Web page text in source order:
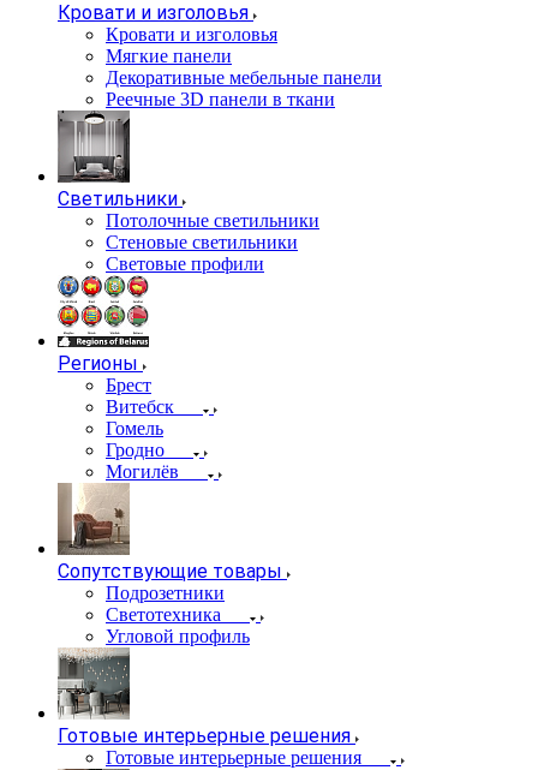
Кровати и изголовья
Кровати и изголовья
Мягкие панели
Декоративные мебельные панели
Реечные 3D панели в ткани
Светильники
Потолочные светильники
Стеновые светильники
Световые профили
Регионы
Брест
Витебск
Гомель
Гродно
Могилёв
Сопутствующие товары
Подрозетники
Светотехника
Угловой профиль
Готовые интерьерные решения
Готовые интерьерные решения